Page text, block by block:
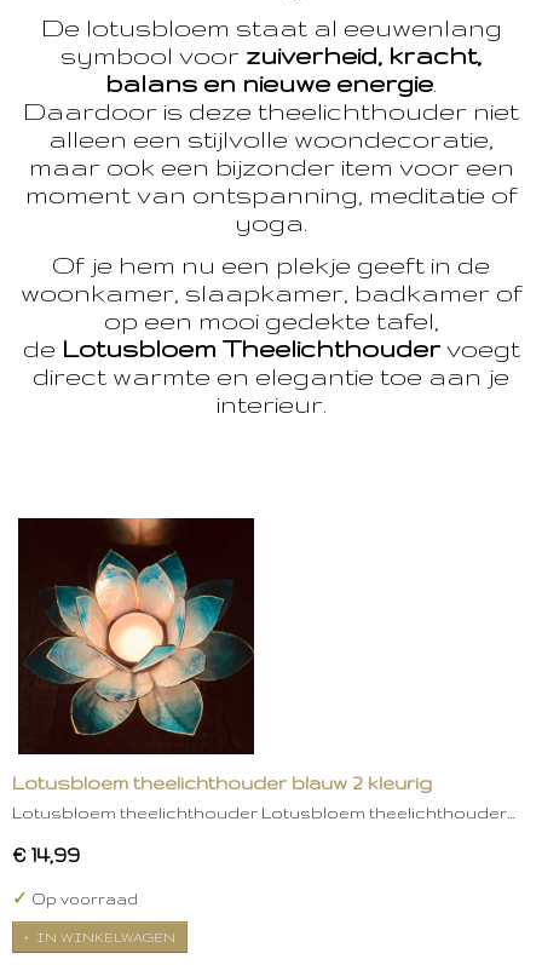
De lotusbloem staat al eeuwenlang
symbool voor zuiverheid, kracht,
balans en nieuwe energie
Daardoor is deze theelichthouder niet
alleen een stijlvolle woondecoratie,
maar ook een bijzonder item voor een
moment van ontspanning, meditatie of
yoga.
Of je hem nu een plekje geeft in de
woonkamer, slaapkamer, badkamer of
op een mooi gedekte tafel,
de Lotusbloem Theelichthoudervoegt
direct warmte en elegantie toe aan je
interieur.
Lotusbloem theelichthouder blauw 2 kleurig
Lotusbloem theelichthouder Lotusbloem theelichthouder…
€ 14,99
✓ Op voorraad
IN WINKELWAGEN